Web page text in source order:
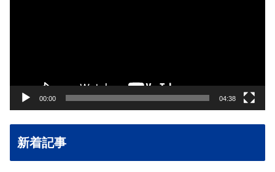
00:00 04:38
新着記事